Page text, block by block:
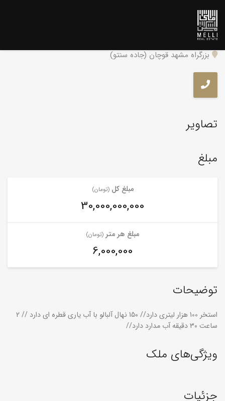
فروش باغ
بزرگراه مشهد قوچان (جاده سنتو)
جزئیات
تصاویر
مبلغ
مبلغ کل(تومان)
30,000,000,000
مبلغ هر متر (تومان)
6,000,000
توضیحات
استخر 100 هزار لیتری دارد// 150 نهال آلبالو با آب یاری قطره ای دارد // 2
ساعت 30 دقیقه آب مدارد دارد//
ویژگی‌های ملک